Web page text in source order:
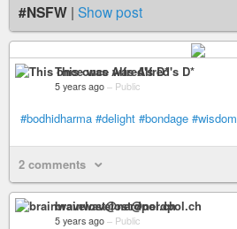
#NSFW | Show post
This once was Alfred's D*
5 years ago – Public
#bodhidharma #delight #bondage #wisdom
2 comments
brainwavelost@nerdpol.ch
5 years ago – Public